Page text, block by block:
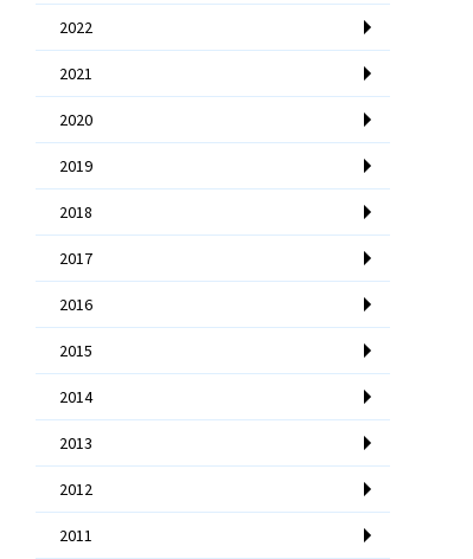
2022
2021
2020
2019
2018
2017
2016
2015
2014
2013
2012
2011